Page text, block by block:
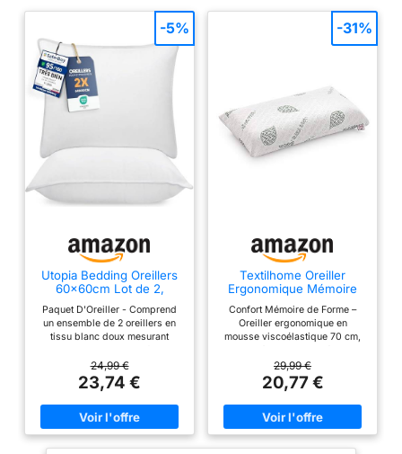
Utopia Bedding Oreillers
60x60cm Lot de 2,
Paquet D'Oreiller - Comprend
un ensemble de 2 oreillers en
tissu blanc doux mesurant
- Des oreillers de qualité avec
fibres de poly assurent un
confort maximal dans toutes les
positions de sommeil
Construction Sans Déplacement
- La construction sans
24,99 €
23,74 €
-5%
Textilhome Oreiller
Ergonomique Mémoire
Vera
Confort Mémoire de Forme –
Oreiller ergonomique en
mousse viscoélastique 70 cm,
tensions cervicales. Mousse
Viscoélastique Premium –
Matériau de haute qualité,
adaptatif et thermorégulé,
assure un soutien optimal nuit
après nuit. Tissu Aloe Vera
29,99 €
20,77 €
-31%